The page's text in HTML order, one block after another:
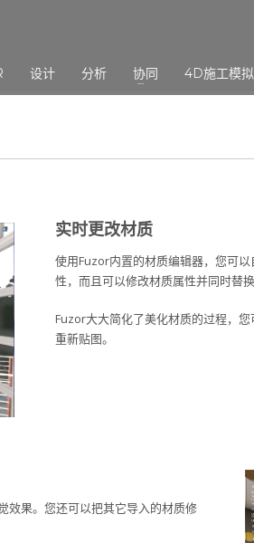
设计 分析 协同 4D施工模拟
实时更改材质
使用Fuzor内置的材质编辑器，您可
性，而且可以修改材质属性并同时替
Fuzor大大简化了美化材质的过程，
重新贴图。
效果。您还可以把其它导入的材质修